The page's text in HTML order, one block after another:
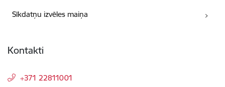
Sīkdatņu izvēles maiņa
Kontakti
+371 22811001